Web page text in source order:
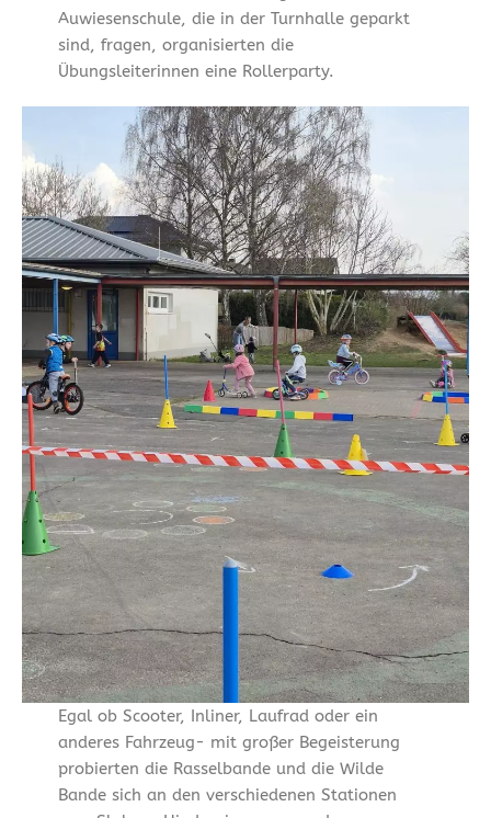
Auwiesenschule, die in der Turnhalle geparkt
sind, fragen, organisierten die
Übungsleiterinnen eine Rollerparty.
Egal ob Scooter, Inliner, Laufrad oder ein
anderes Fahrzeug- mit großer Begeisterung
probierten die Rasselbande und die Wilde
Bande sich an den verschiedenen Stationen